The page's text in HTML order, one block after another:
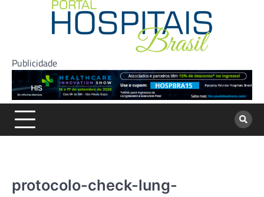
Publicidade
protocolo-check-lung-